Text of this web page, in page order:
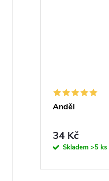
Anděl
34 Kč
Skladem >5 ks